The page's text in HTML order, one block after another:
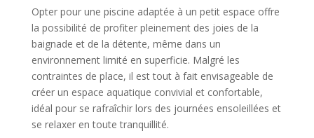
Opter pour une piscine adaptée à un petit espace offre
la possibilité de profiter pleinement des joies de la
baignade et de la détente, même dans un
environnement limité en superficie. Malgré les
contraintes de place, il est tout à fait envisageable de
créer un espace aquatique convivial et confortable,
idéal pour se rafraîchir lors des journées ensoleillées et
se relaxer en toute tranquillité.